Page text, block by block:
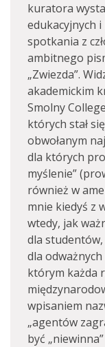
kuratora
edukacyjnych
spotkania z
ambitnego
„Zwiezda”.
akademickim
Smolny
których stał
obwołanym
dla których
myślenie”
również w
mnie kiedyś z
wtedy, jak
dla
dla
którym każda
wpisaniem
„agentów
być